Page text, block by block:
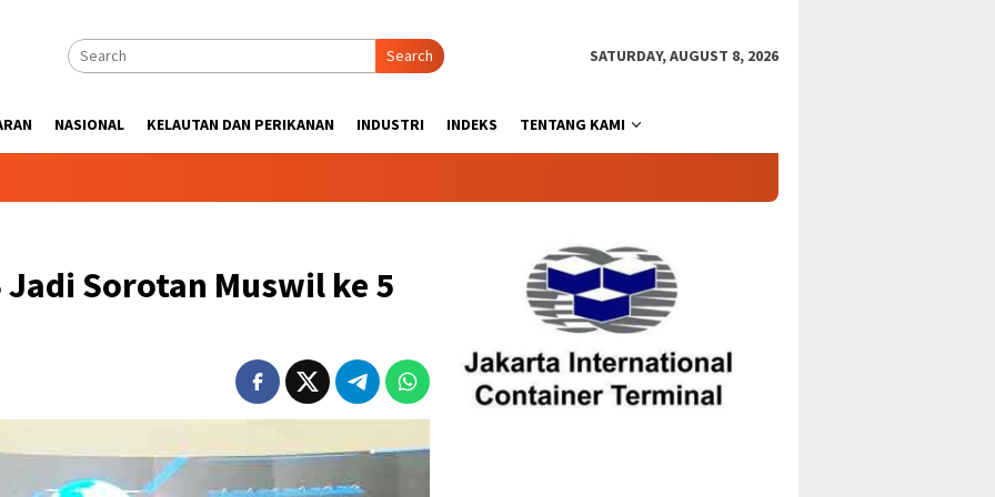
Search SATURDAY, AUGUST 8, 2026
NASIONAL KELAUTAN DAN PERIKANAN INDUSTRI INDEKS TENTANG KAMI
Sorotan Muswil ke 5